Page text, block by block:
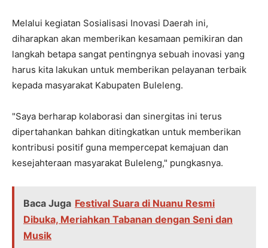
Melalui kegiatan Sosialisasi Inovasi Daerah ini,
diharapkan akan memberikan kesamaan pemikiran dan
langkah betapa sangat pentingnya sebuah inovasi yang
harus kita lakukan untuk memberikan pelayanan terbaik
kepada masyarakat Kabupaten Buleleng.
"Saya berharap kolaborasi dan sinergitas ini terus
dipertahankan bahkan ditingkatkan untuk memberikan
kontribusi positif guna mempercepat kemajuan dan
kesejahteraan masyarakat Buleleng," pungkasnya.
Baca Juga Festival Suara di Nuanu Resmi
Dibuka, Meriahkan Tabanan dengan Seni dan
Musik